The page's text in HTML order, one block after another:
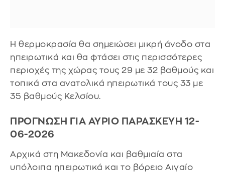
Η θερμοκρασία θα σημειώσει μικρή άνοδο στα
ηπειρωτικά και θα φτάσει στις περισσότερες
περιοχές της χώρας τους 29 με 32 βαθμούς και
τοπικά στα ανατολικά ηπειρωτικά τους 33 με
35 βαθμούς Κελσίου.
ΠΡΟΓΝΩΣΗ ΓΙΑ ΑΥΡΙΟ ΠΑΡΑΣΚΕΥΗ 12-
06-2026
Αρχικά στη Μακεδονία και βαθμιαία στα
υπόλοιπα ηπειρωτικά και το βόρειο Αιγαίο